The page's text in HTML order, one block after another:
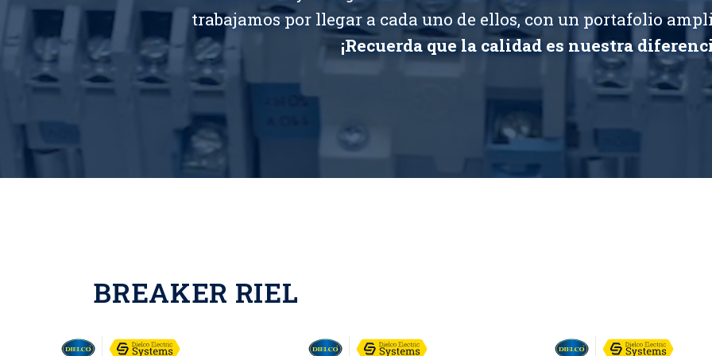
trabajamos por llegar a cada uno de ellos, con un portafolio
¡Recuerda que la calidad es nuestra
BREAKER RIEL